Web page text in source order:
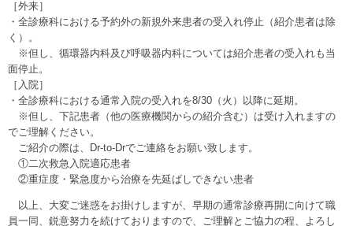
［外来］
・全診療科における予約外の新規外来患者の受入れ停止（紹介患者は除
く）。
※但し、循環器内科及び呼吸器内科については紹介患者の受入れも当
面停止。
［入院］
・全診療科における通常入院の受入れを8/30（火）以降に延期。
※但し、下記患者（他の医療機関からの紹介含む）は受け入れますの
でご理解ください。
ご紹介の際は、Dr-to-Drでご連絡をお願い致します。
①二次救急入院適応患者
②重症度・緊急度から治療を先延ばしできない患者
以上、大変ご迷惑をお掛けしますが、早期の通常診療再開に向けて職
員一同、鋭意努力を続けておりますので、ご理解とご協力の程、よろし